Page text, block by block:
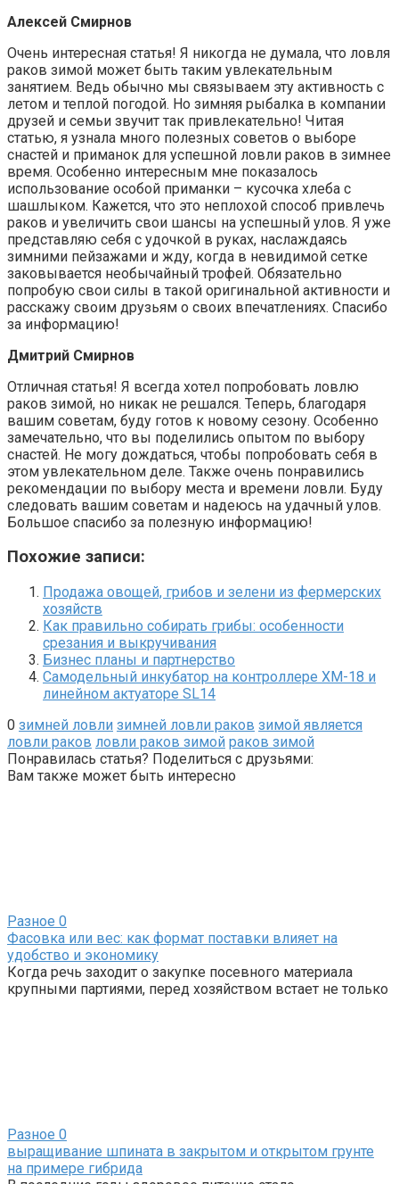
Алексей Смирнов
Очень интересная статья! Я никогда не думала, что ловля
раков зимой может быть таким увлекательным
занятием. Ведь обычно мы связываем эту активность с
летом и теплой погодой. Но зимняя рыбалка в компании
друзей и семьи звучит так привлекательно! Читая
статью, я узнала много полезных советов о выборе
снастей и приманок для успешной ловли раков в зимнее
время. Особенно интересным мне показалось
использование особой приманки – кусочка хлеба с
шашлыком. Кажется, что это неплохой способ привлечь
раков и увеличить свои шансы на успешный улов. Я уже
представляю себя с удочкой в руках, наслаждаясь
зимними пейзажами и жду, когда в невидимой сетке
заковывается необычайный трофей. Обязательно
попробую свои силы в такой оригинальной активности и
расскажу своим друзьям о своих впечатлениях. Спасибо
за информацию!
Дмитрий Смирнов
Отличная статья! Я всегда хотел попробовать ловлю
раков зимой, но никак не решался. Теперь, благодаря
вашим советам, буду готов к новому сезону. Особенно
замечательно, что вы поделились опытом по выбору
снастей. Не могу дождаться, чтобы попробовать себя в
этом увлекательном деле. Также очень понравились
рекомендации по выбору места и времени ловли. Буду
следовать вашим советам и надеюсь на удачный улов.
Большое спасибо за полезную информацию!
Похожие записи:
Продажа овощей, грибов и зелени из фермерских
хозяйств
Как правильно собирать грибы: особенности
срезания и выкручивания
Бизнес планы и партнерство
Самодельный инкубатор на контроллере XM-18 и
линейном актуаторе SL14
0 зимней ловли зимней ловли раков зимой является
ловли раков ловли раков зимой раков зимой
Понравилась статья? Поделиться с друзьями:
Вам также может быть интересно
Разное 0
Фасовка или вес: как формат поставки влияет на
удобство и экономику
Когда речь заходит о закупке посевного материала
крупными партиями, перед хозяйством встает не только
Разное 0
выращивание шпината в закрытом и открытом грунте
на примере гибрида